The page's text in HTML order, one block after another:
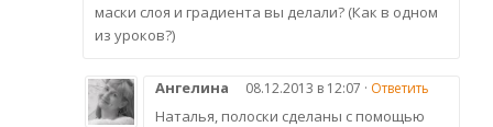
маски слоя и градиента вы делали? (Как в одном
из уроков?)
Ангелина 08.12.2013 в 12:07 · Ответить
Наталья, полоски сделаны с помощью